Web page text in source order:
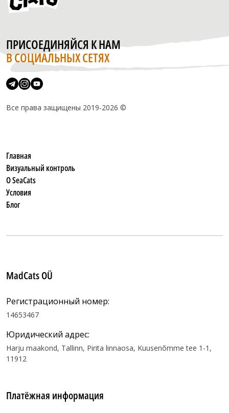
ПРИСОЕДИНЯЙСЯ К НАМ
В СОЦИАЛЬНЫХ СЕТЯХ
Все права защищены 2019-2026 ©
MadCats OÜ
Регистрационный номер:
14653467
Юридический адрес:
Harju maakond, Tallinn, Pirita linnaosa, Kuusenõmme tee 1-1,
11912
Платёжная информация
Главная
Визуальный контроль
О SeaCats
Условия
Блог